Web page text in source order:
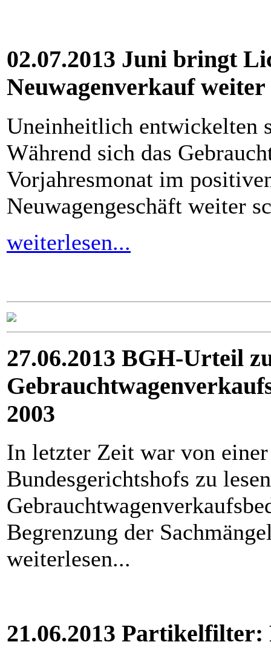
02.07.2013 Juni bringt
Neuwagenverkauf weiter
Uneinheitlich entwickelten
Während sich das
Vorjahresmonat im
Neuwagengeschäft weiter
weiterlesen...
27.06.2013 BGH-Urteil
2003
In letzter Zeit war von
Bundesgerichtshofs zu
Begrenzung der
weiterlesen...
21.06.2013